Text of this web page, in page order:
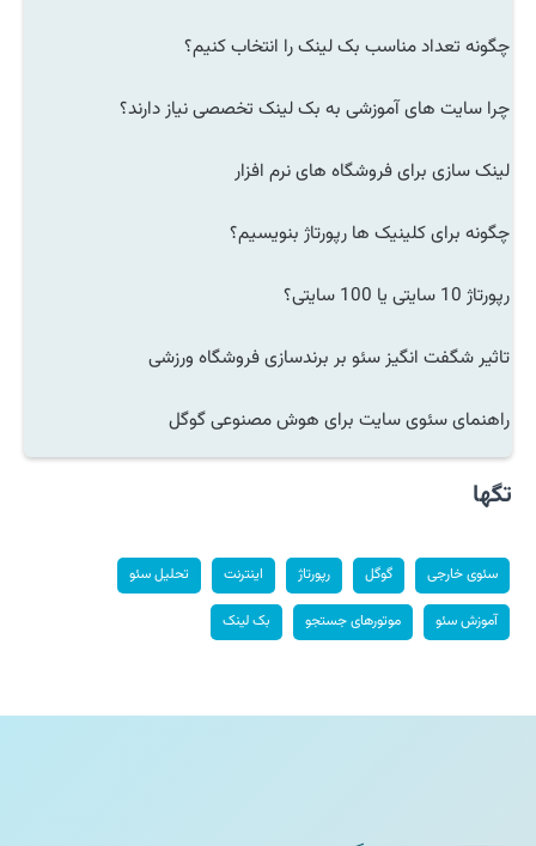
چگونه تعداد مناسب بک لینک را انتخاب کنیم؟
چرا سایت های آموزشی به بک لینک تخصصی نیاز دارند؟
لینک سازی برای فروشگاه های نرم افزار
چگونه برای کلینیک ها رپورتاژ بنویسیم؟
رپورتاژ 10 سایتی یا 100 سایتی؟
تاثیر شگفت انگیز سئو بر برندسازی فروشگاه ورزشی
راهنمای سئوی سایت برای هوش مصنوعی گوگل
تگها
سئوی خارجی گوگل رپورتاژ اینترنت تحلیل سئو
آموزش سئو موتورهای جستجو بک لینک